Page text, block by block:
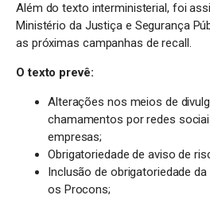
Além do texto interministerial, foi
Ministério da Justiça e Segurança
as próximas campanhas de recall.
O texto prevê:
Alterações nos meios de
chamamentos por redes
empresas;
Obrigatoriedade de aviso de
Inclusão de obrigatoriedade
os Procons;